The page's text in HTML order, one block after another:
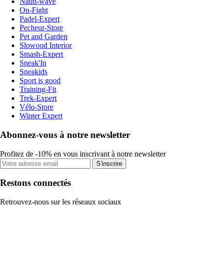
On-Fight
Padel-Expert
Pecheur-Store
Pet and Garden
Slowood Interior
Smash-Expert
Sneak'In
Sneakids
Sport is good
Training-Fit
Trek-Expert
Vélo-Store
Winter Expert
Abonnez-vous à notre newsletter
Profitez de -10% en vous inscrivant à notre newsletter
S'inscrire
Restons connectés
Retrouvez-nous sur les réseaux sociaux